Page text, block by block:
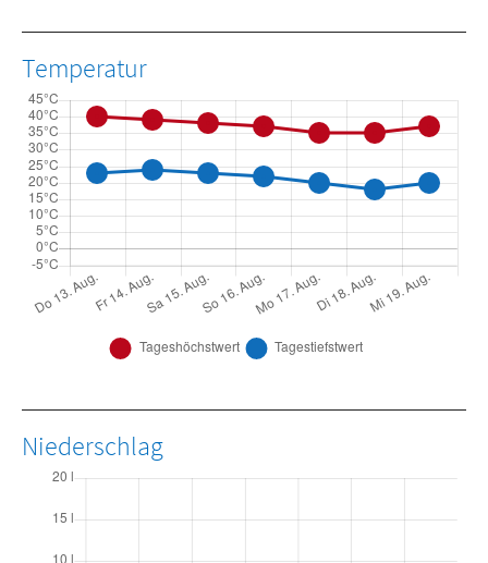
Temperatur
Niederschlag